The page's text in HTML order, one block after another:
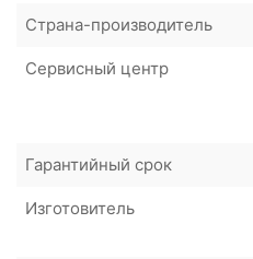
Страна-производитель
Сервисный центр
Гарантийный срок
Изготовитель